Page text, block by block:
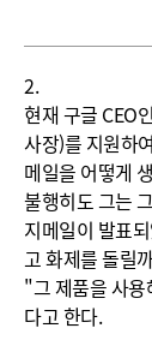
2.
현재 구글 CEO
사장)를 지원하
메일을 어떻게
불행히도 그는
지메일이 발표
고 화제를 돌릴
"그 제품을 사
다고 한다.